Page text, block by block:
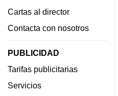
Cartas al director
Contacta con nosotros
PUBLICIDAD
Tarifas publicitarias
Servicios